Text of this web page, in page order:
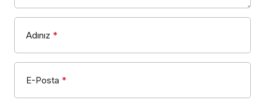
Adınız *
E-Posta *